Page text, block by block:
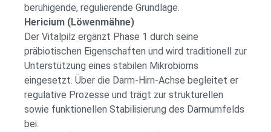
beruhigende, regulierende Grundlage.
Hericium (Löwenmähne)
Der Vitalpilz ergänzt Phase 1 durch seine
präbiotischen Eigenschaften und wird traditionell zur
Unterstützung eines stabilen Mikrobioms
eingesetzt. Über die Darm-Hirn-Achse begleitet er
regulative Prozesse und trägt zur strukturellen
sowie funktionellen Stabilisierung des Darmumfelds
bei.